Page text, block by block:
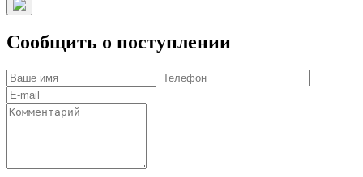
Сообщить о поступлении